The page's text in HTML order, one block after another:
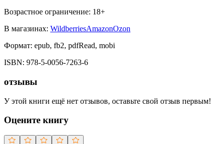
Возрастное ограничение: 18+
В магазинах: WildberriesAmazonOzon
Формат: epub, fb2, pdfRead, mobi
ISBN: 978-5-0056-7263-6
отзывы
У этой книги ещё нет отзывов, оставьте свой отзыв первым!
Оцените книгу